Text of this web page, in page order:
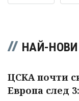
НАЙ-НОВИ
ЦСКА почти
Европа след